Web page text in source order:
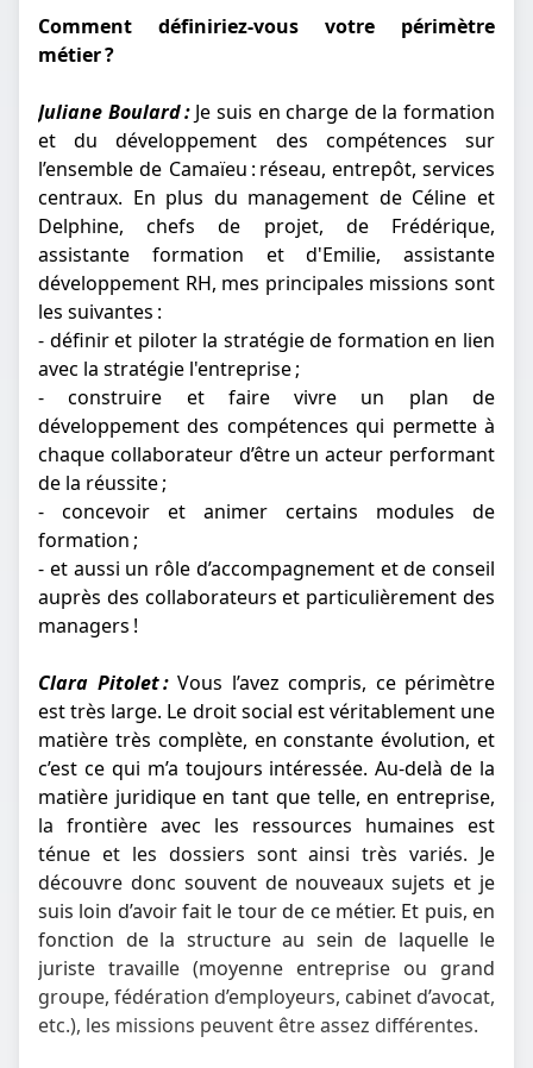
Comment définiriez-vous votre périmètre
métier ?
Juliane Boulard : Je suis en charge de la formation
et du développement des compétences sur
l’ensemble de Camaïeu : réseau, entrepôt, services
centraux. En plus du management de Céline et
Delphine, chefs de projet, de Frédérique,
assistante formation et d'Emilie, assistante
développement RH, mes principales missions sont
les suivantes :
- définir et piloter la stratégie de formation en lien
avec la stratégie l'entreprise ;
- construire et faire vivre un plan de
développement des compétences qui permette à
chaque collaborateur d’être un acteur performant
de la réussite ;
- concevoir et animer certains modules de
formation ;
- et aussi un rôle d’accompagnement et de conseil
auprès des collaborateurs et particulièrement des
managers !
Clara Pitolet : Vous l’avez compris, ce périmètre
est très large. Le droit social est véritablement une
matière très complète, en constante évolution, et
c’est ce qui m’a toujours intéressée. Au-delà de la
matière juridique en tant que telle, en entreprise,
la frontière avec les ressources humaines est
ténue et les dossiers sont ainsi très variés. Je
découvre donc souvent de nouveaux sujets et je
suis loin d’avoir fait le tour de ce métier. Et puis, en
fonction de la structure au sein de laquelle le
juriste travaille (moyenne entreprise ou grand
groupe, fédération d’employeurs, cabinet d’avocat,
etc.), les missions peuvent être assez différentes.